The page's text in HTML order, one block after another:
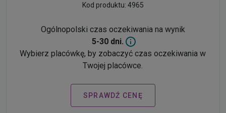
Kod produktu: 4965
Ogólnopolski czas oczekiwania na wynik
5-30 dni.
Wybierz placówkę, by zobaczyć czas oczekiwania w
Twojej placówce.
SPRAWDŹ CENĘ